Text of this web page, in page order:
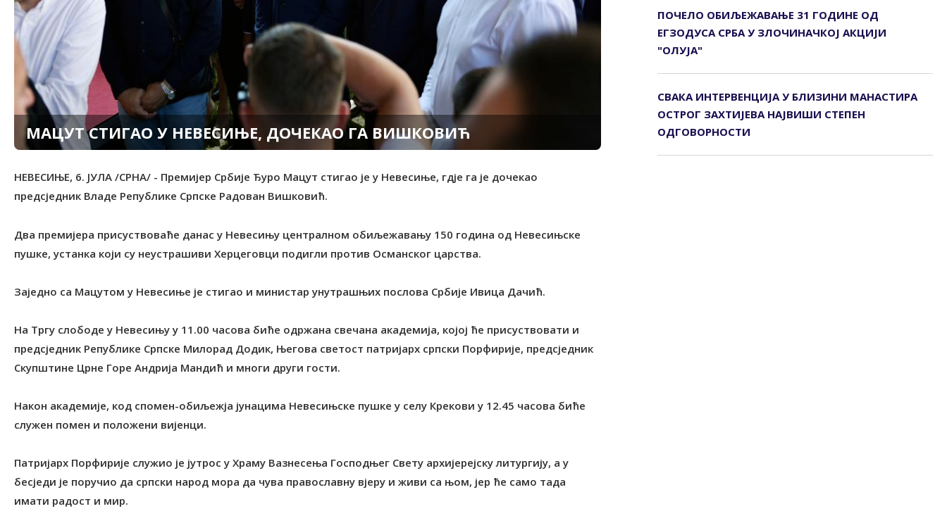
МАЦУТ СТИГАО У НЕВЕСИЊЕ, ДОЧЕКАО ГА ВИШКОВИЋ
НЕВЕСИЊЕ, 6. ЈУЛА /СРНА/ - Премијер Србије Ђуро Мацут стигао је у Невесиње, гдје га је дочекао
предсједник Владе Републике Српске Радован Вишковић.
Два премијера присуствоваће данас у Невесињу централном обиљежавању 150 година од Невесињске
пушке, устанка који су неустрашиви Херцеговци подигли против Османског царства.
Заједно са Мацутом у Невесиње је стигао и министар унутрашњих послова Србије Ивица Дачић.
На Тргу слободе у Невесињу у 11.00 часова биће одржана свечана академија, којој ће присуствовати и
предсједник Републике Српске Милорад Додик, Његова светост патријарх српски Порфирије, предсједник
Скупштине Црне Горе Андрија Мандић и многи други гости.
Након академије, код спомен-обиљежја јунацима Невесињске пушке у селу Крекови у 12.45 часова биће
служен помен и положени вијенци.
Патријарх Порфирије служио је јутрос у Храму Вазнесења Господњег Свету архијерејску литургију, а у
бесједи је поручио да српски народ мора да чува православну вјеру и живи са њом, јер ће само тада
имати радост и мир.
ПОЧЕЛО ОБИЉЕЖАВАЊЕ 31 ГОДИНЕ ОД
ЕГЗОДУСА СРБА У ЗЛОЧИНАЧКОЈ АКЦИЈИ
"ОЛУЈА"
СВАКА ИНТЕРВЕНЦИЈА У БЛИЗИНИ МАНАСТИРА
ОСТРОГ ЗАХТИЈЕВА НАЈВИШИ СТЕПЕН
ОДГОВОРНОСТИ